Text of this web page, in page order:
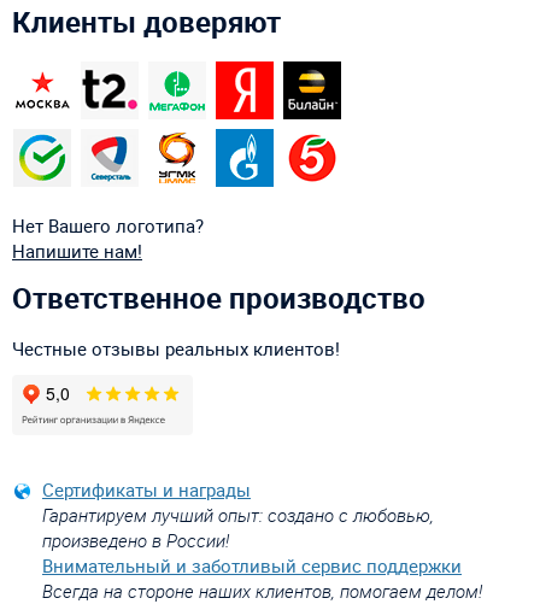
Клиенты доверяют
Нет Вашего логотипа?
Напишите нам!
Ответственное производство
Честные отзывы реальных клиентов!
Сертификаты и награды
Гарантируем лучший опыт: создано с любовью,
произведено в России!
Внимательный и заботливый сервис поддержки
Всегда на стороне наших клиентов, помогаем делом!